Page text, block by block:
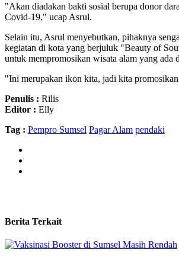
"Akan diadakan bakti sosial berupa donor
Covid-19," ucap Asrul.
Selain itu, Asrul menyebutkan, pihaknya
kegiatan di kota yang berjuluk "Beauty of
untuk mempromosikan wisata alam yang ada
"Ini merupakan ikon kita, jadi kita
Penulis : Rilis
Editor : Elly
Tag : Pempro Sumsel Pagar Alam pendaki
Berita Terkait